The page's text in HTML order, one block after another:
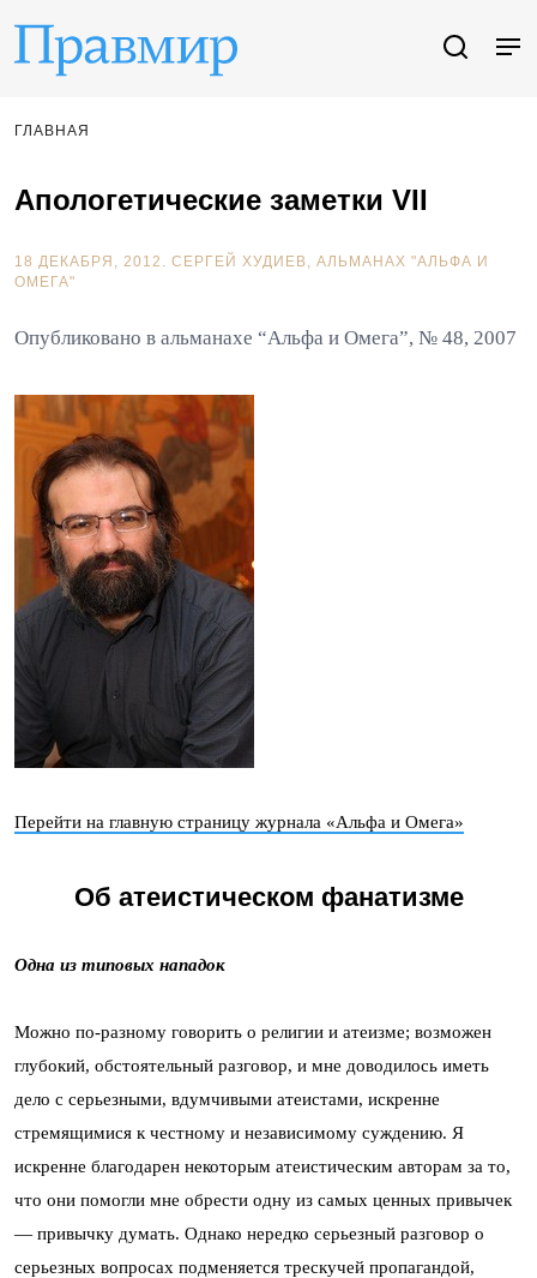
ГЛАВНАЯ
Апологетические заметки VII
18 ДЕКАБРЯ, 2012. СЕРГЕЙ ХУДИЕВ
АЛЬМАНАХ "АЛЬФА И
ОМЕГА"
Опубликовано в альманахе “Альфа и Омега”, № 48, 2007
Перейти на главную страницу журнала «Альфа и Омега»
Об атеистическом фанатизме
Одна из типовых нападок
Можно по-разному говорить о религии и атеизме; возможен
глубокий, обстоятельный разговор, и мне доводилось иметь
дело с серьезными, вдумчивыми атеистами, искренне
стремящимися к честному и независимому суждению. Я
искренне благодарен некоторым атеистическим авторам за то,
что они помогли мне обрести одну из самых ценных привычек
— привычку думать. Однако нередко серьезный разговор о
серьезных вопросах подменяется трескучей пропагандой,